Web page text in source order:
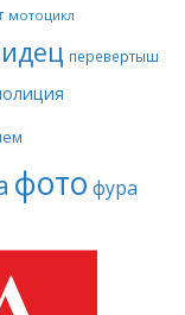
мотоцикл
перевертыш
фото фура